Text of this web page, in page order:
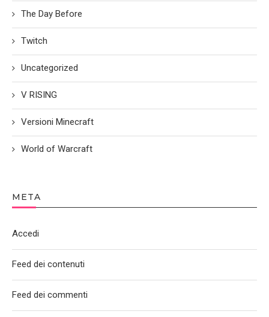
The Day Before
Twitch
Uncategorized
V RISING
Versioni Minecraft
World of Warcraft
META
Accedi
Feed dei contenuti
Feed dei commenti